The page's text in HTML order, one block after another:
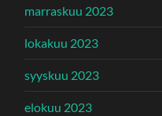
marraskuu 2023
lokakuu 2023
syyskuu 2023
elokuu 2023